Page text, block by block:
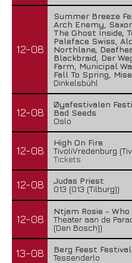
12-08
Summer Breeze
Arch Enemy,
The Ghost Inside,
Paleface Swiss,
Northlane,
Blackbraid, Der
Farm, Municipal
Fall To Spring,
Dinkelsbühl
12-08
Øyafestivalen
Bad Seeds
Oslo
12-08
High On Fire
TivoliVredenburg
Tickets
12-08
Judas Priest
013 (013 (Tilburg))
12-08
Ntjam Rosie - Who
Theater aan de
(Den Bosch))
13-08
Berg Feest
Tessenderlo